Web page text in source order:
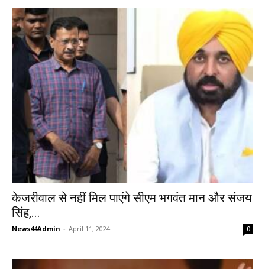
केजरीवाल से नहीं मिल पाएंगे सीएम भगवंत मान और संजय
सिंह,...
News44Admin - April 11, 2024 0